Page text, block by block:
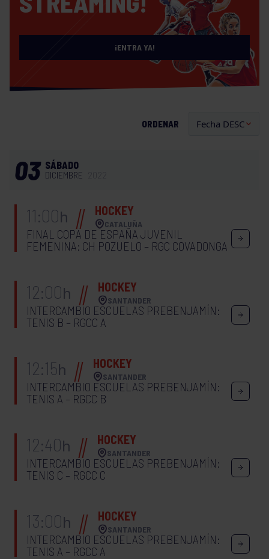
¡ENTRA YA!
ORDENAR
03 SÁBADO
DICIEMBRE
11:00h HOCKEY
CATALUÑA
FINAL COPA DE ESPAÑA JUVENIL
FEMENINA: CH POZUELO – RGC COVADONGA
12:00h HOCKEY
SANTANDER
INTERCAMBIO ESCUELAS PREBENJAMÍN:
TENIS B – RGCC A
12:15h HOCKEY
SANTANDER
INTERCAMBIO ESCUELAS PREBENJAMÍN:
TENIS A – RGCC B
12:40h HOCKEY
SANTANDER
INTERCAMBIO ESCUELAS PREBENJAMÍN:
TENIS C – RGCC C
13:00h HOCKEY
SANTANDER
INTERCAMBIO ESCUELAS PREBENJAMÍN:
TENIS A – RGCC A